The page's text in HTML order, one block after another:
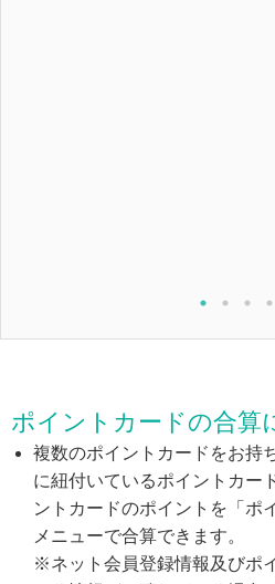
ポイントカードの合算
複数のポイントカードをお持
に紐付いているポイントカー
ントカードのポイントを「ポ
メニューで合算できます。
※ネット会員登録情報及びポ